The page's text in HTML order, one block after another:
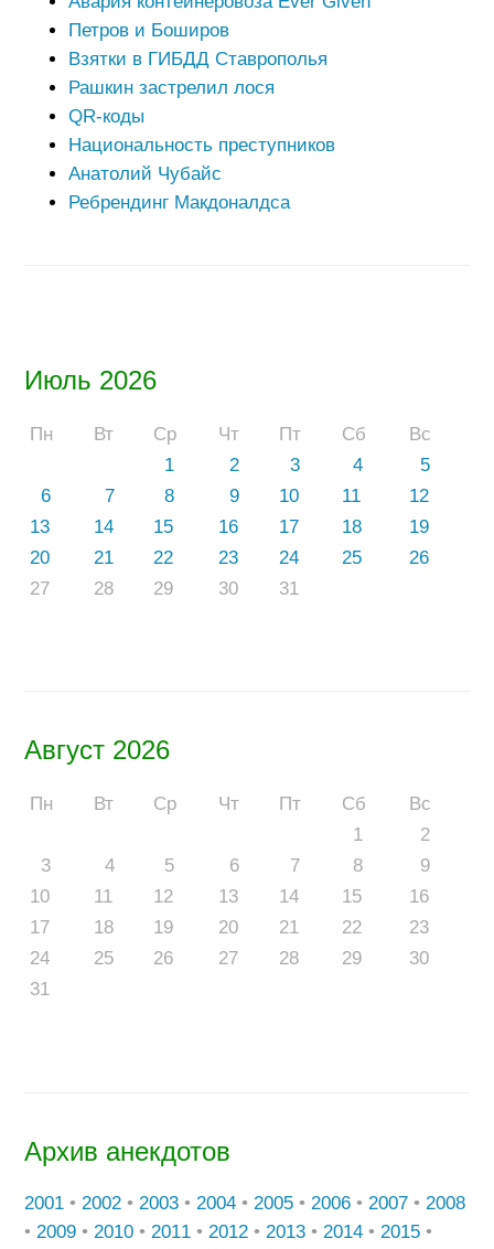
Июль 2026
Пн Вт Ср Чт Пт Сб
Вс
1
2 3 4
5
6
7 8 9 10 11
12
13
14 15 16 17 18
19
20
21 22 23 24 25
26
27
28 29 30 31
Август 2026
Пн Вт Ср Чт Пт Сб
Вс
1
2
3
4 5 6 7 8
9
10
11 12 13 14 15
16
17
18 19 20 21 22
23
24
25 26 27 28 29
30
31
Архив анекдотов
2001 • 2002 • 2003 • 2004 • 2005 • 2006 • 2007 • 2008
• 2009 • 2010 • 2011 • 2012 • 2013 • 2014 • 2015 •
Петров и Боширов
Взятки в ГИБДД Ставрополья
Рашкин застрелил лося
QR-коды
Национальность преступников
Анатолий Чубайс
Ребрендинг Макдоналдса